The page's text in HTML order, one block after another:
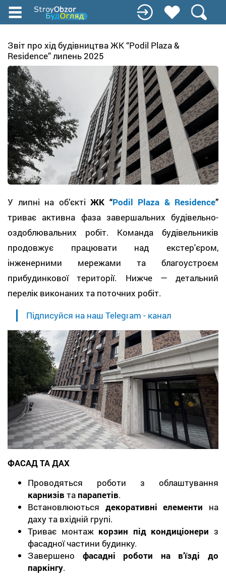
Перейти
содержанию
Звіт про хід будівництва ЖК “Podil Plaza &
Residence” липень 2025
У липні на об’єкті ЖК “Podil Plaza & Residence”
триває активна фаза завершальних будівельно-
оздоблювальних робіт. Команда будівельників
продовжує працювати над екстер'єром,
інженерними мережами та благоустроєм
прибудинкової території. Нижче — детальний
перелік виконаних та поточних робіт.
Підписуйся на наш Telegram - канал
ФАСАД ТА ДАХ
Проводяться роботи з облаштування
карнизів тапарапетів.
Встановлюються декоративні елементи на
даху та вхідній групі.
Триває монтаж корзин під кондиціонери з
фасадної частини будинку.
Завершено фасадні роботи на в’їзді до
паркінгу.